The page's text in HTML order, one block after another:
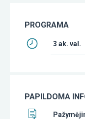
PROGRAMA
3 ak. val.
PAPILDOMA